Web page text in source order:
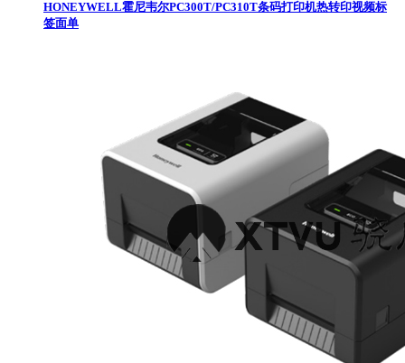
HONEYWELL霍尼韦尔PC300T/PC310T条码打印机热转印视频标
签面单